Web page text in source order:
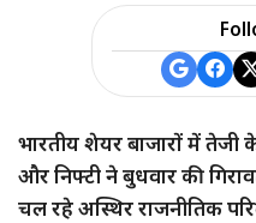
भारतीय शेयर बाजारों में
और निफ्टी ने बुधवार की
चल रहे अस्थिर राजनीतिक